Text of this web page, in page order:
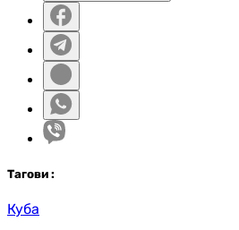
Тагови :
Куба